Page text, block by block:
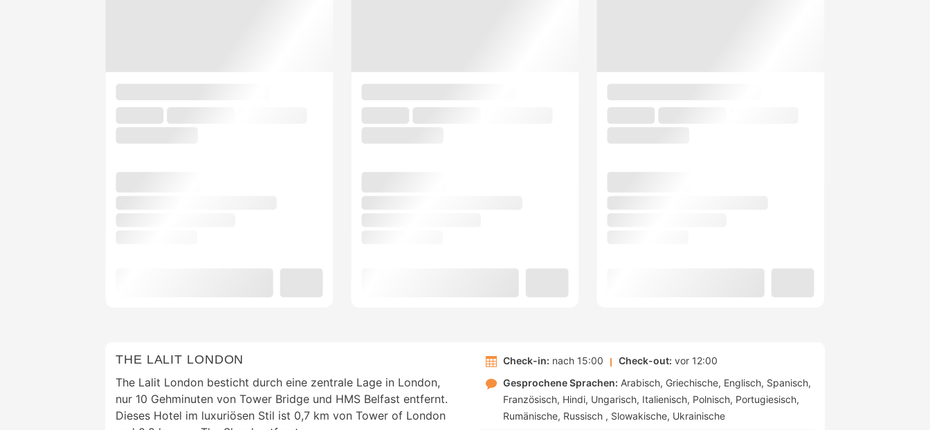
THE LALIT LONDON
The Lalit London besticht durch eine zentrale Lage in London,
nur 10 Gehminuten von Tower Bridge und HMS Belfast entfernt.
Dieses Hotel im luxuriösen Stil ist 0,7 km von Tower of London
Check-in: nach 15:00 Check-out: vor 12:00
Gesprochene Sprachen: Arabisch Griechische Englisch Spanisch
Französisch Hindi Ungarisch Italienisch Polnisch Portugiesisch
Rumänische Russisch Slowakische Ukrainische